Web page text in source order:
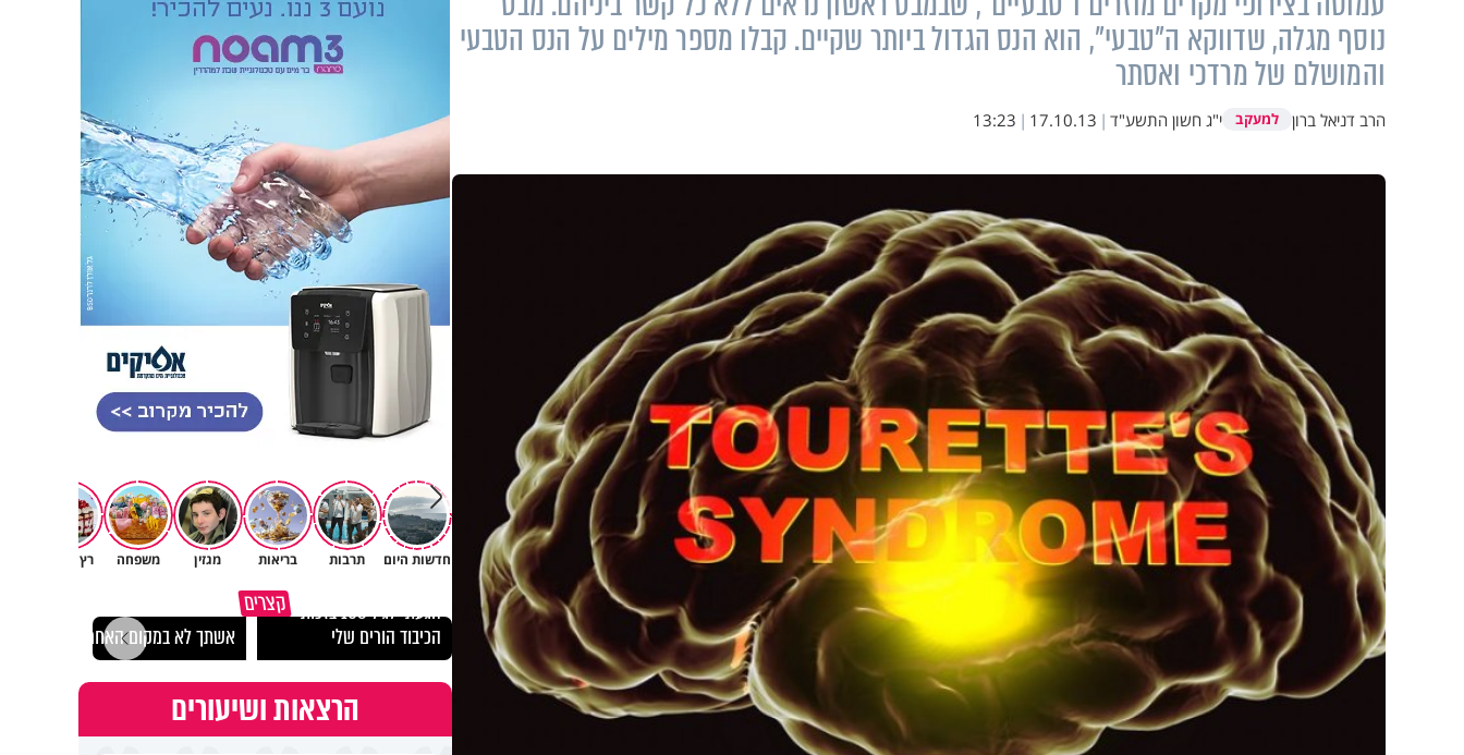
נוסף מגלה, שדווקא ה"טבעי", הוא הנס הגדול ביותר שקיים. קבלו מספר מילים על הנס הטבעי
והמושלם של מרדכי ואסתר
הרב דניאל ברון למעקב י"ג חשון התשע"ד |
17.10.13
|
13:23
חדשות היום תרבות בריאות מגזין משפחה רץ ברשת
קצרים הגעתי לגיל 108 בזכות
הכיבוד הורים שלי
אשתך לא במקום האחרון
הרצאות ושיעורים